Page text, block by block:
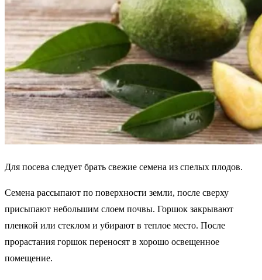
Для посева следует брать свежие семена из спелых плодов.
Семена рассыпают по поверхности земли, после сверху
присыпают небольшим слоем почвы. Горшок закрывают
пленкой или стеклом и убирают в теплое место. После
прорастания горшок переносят в хорошо освещенное
помещение.